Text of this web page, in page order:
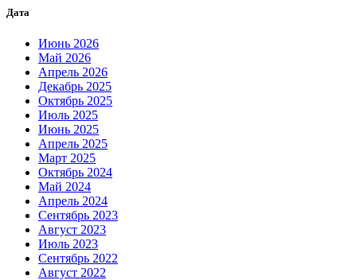
Дата
Июнь 2026
Май 2026
Апрель 2026
Декабрь 2025
Октябрь 2025
Июль 2025
Июнь 2025
Апрель 2025
Март 2025
Октябрь 2024
Май 2024
Апрель 2024
Сентябрь 2023
Август 2023
Июль 2023
Сентябрь 2022
Август 2022